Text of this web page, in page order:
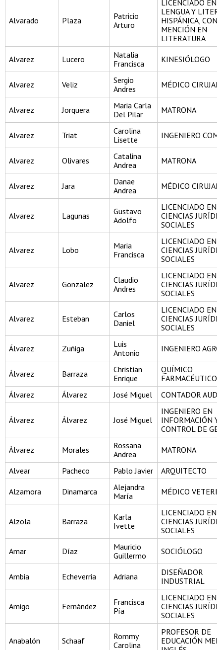
Alvarado Plaza
Patricio
Arturo
LICENCIADO EN
LENGUA Y
HISPÁNICA, CON
MENCIÓN EN
LITERATURA
Alvarez Lucero
Natalia
Francisca
KINESIÓLOGO
Alvarez Veliz
Sergio
Andres
MÉDICO
Alvarez Jorquera
Maria Carla
Del Pilar
MATRONA
Alvarez Triat
Carolina
Lisette
INGENIERO
Alvarez Olivares
Catalina
Andrea
MATRONA
Alvarez Jara
Danae
Andrea
MÉDICO
Alvarez Lagunas
Gustavo
Adolfo
LICENCIADO EN
CIENCIAS
SOCIALES
Alvarez Lobo
Maria
Francisca
LICENCIADO EN
CIENCIAS
SOCIALES
Alvarez Gonzalez
Claudio
Andres
LICENCIADO EN
CIENCIAS
SOCIALES
Alvarez Esteban
Carlos
Daniel
LICENCIADO EN
CIENCIAS
SOCIALES
Álvarez Zuñiga
Luis
Antonio
INGENIERO
Álvarez Barraza
Christian
Enrique
QUÍMICO
FARMACÉUTICO
Álvarez
Álvarez José Miguel CONTADOR
Álvarez Álvarez José Miguel
INGENIERO EN
INFORMACIÓN Y
CONTROL DE
Álvarez Morales
Rossana
Andrea
MATRONA
Alvear Pacheco Pablo Javier ARQUITECTO
Alzamora Dinamarca
Alejandra
María
MÉDICO
Alzola Barraza
Karla
Ivette
LICENCIADO EN
CIENCIAS
SOCIALES
Amar Díaz
Mauricio
Guillermo
SOCIÓLOGO
Ambia Echeverria Adriana
DISEÑADOR
INDUSTRIAL
Amigo Fernández
Francisca
Pía
LICENCIADO EN
CIENCIAS
SOCIALES
Anabalón Schaaf
Rommy
Carolina
PROFESOR DE
EDUCACIÓN